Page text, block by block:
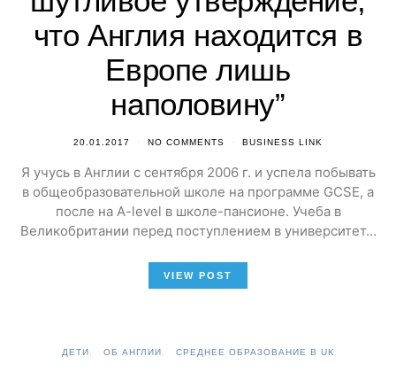
что Англия находится в
Европе лишь
наполовину”
20.01.2017 NO COMMENTS BUSINESS LINK
Я учусь в Англии с сентября 2006 г. и успела побывать
в общеобразовательной школе на программе GCSE, а
после на A-level в школе-пансионе. Учеба в
Великобритании перед поступлением в университет…
VIEW POST
ДЕТИ ОБ АНГЛИИ СРЕДНЕЕ ОБРАЗОВАНИЕ В UK